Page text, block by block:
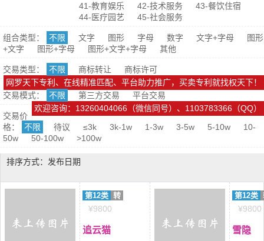
41-教育娱乐 42-技术服务
43-餐饮住宿
44-医疗园艺
45-社会服务
组合类型： 不限 文字 图形 字母 数字 文字+字母
图形
+文字
图形+字母 图形+文字+字母 其他
交易类型： 不限 商标转让
商标许可
网罗天下专利、在线精准匹配、平台助力推广，买卖专利就找权天下！
交易模式：
不限 第三方交易
平台交易
欢迎咨询：13260404066（微信同号）、1103783366（QQ）
交易价
格：
不限 待议 ≤3k 3k-1w 1-3w 3-5w 5-10w
10-
50w
50-100w >100w
排序方式：发布日期
第12类 转
¥9800
追云猫
第12类
¥9800
雪隐